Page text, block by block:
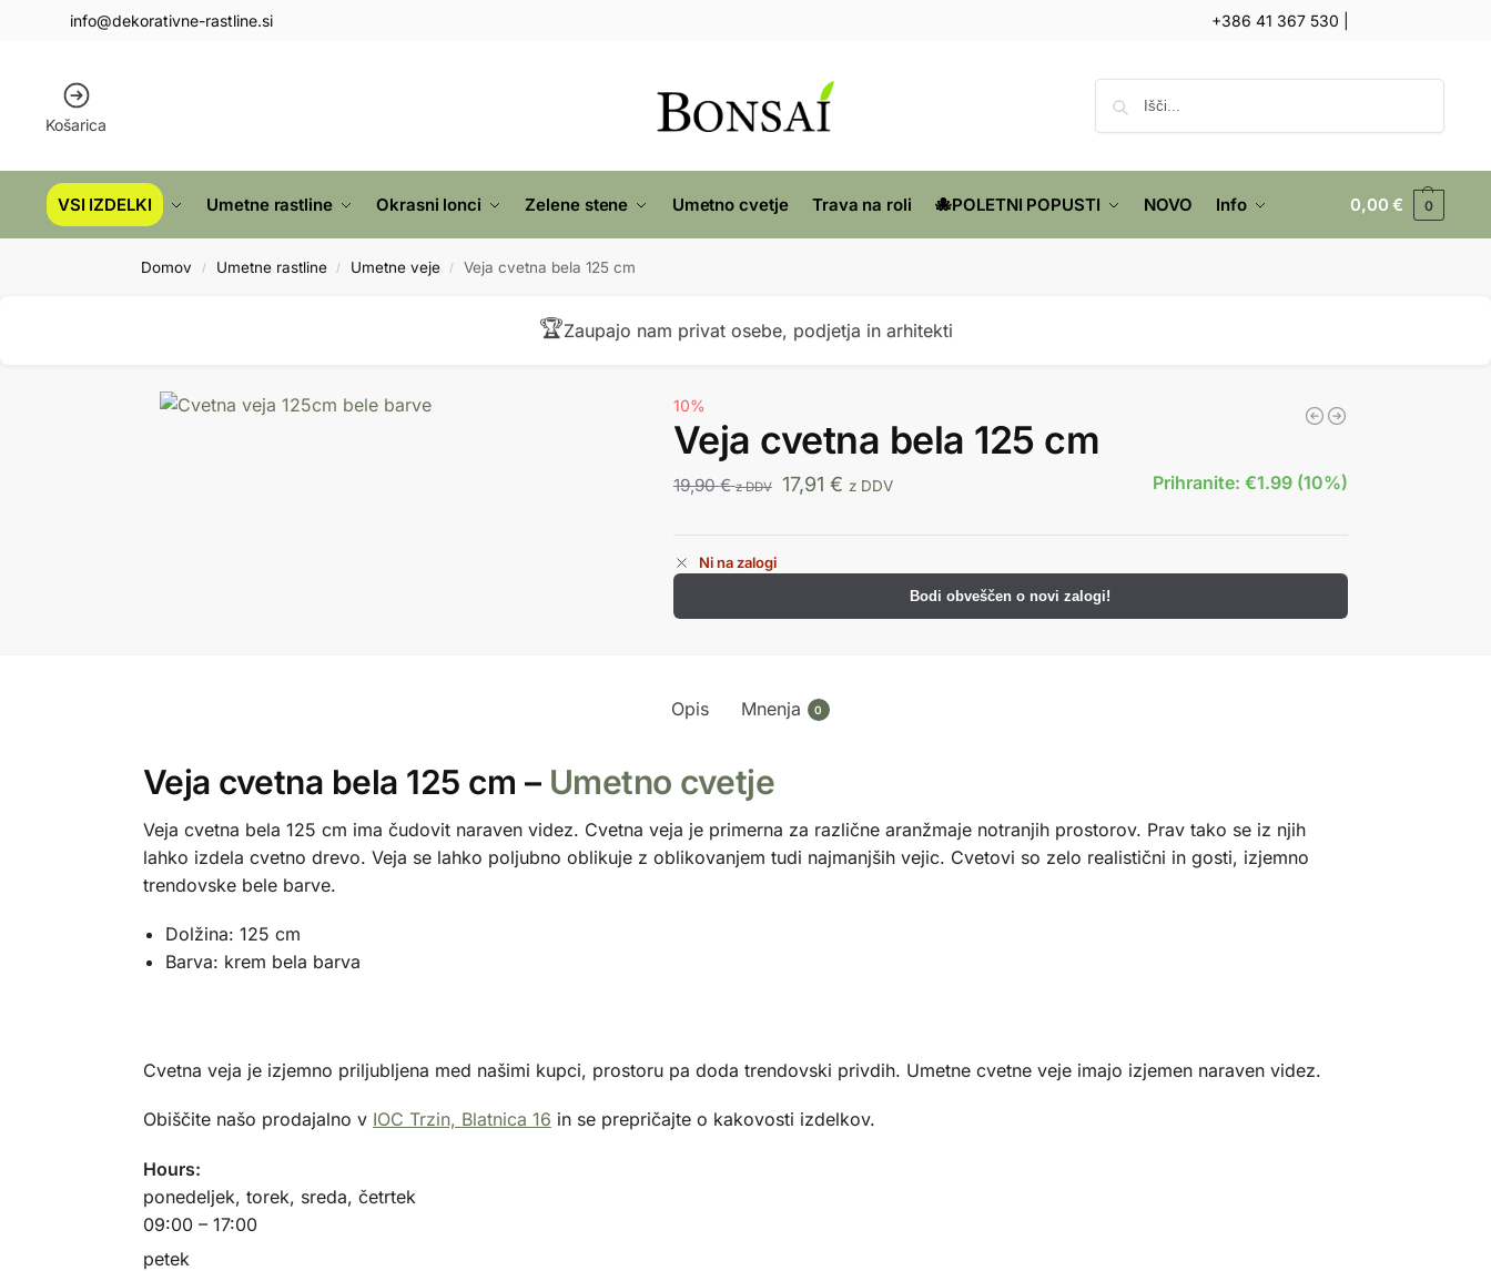
info@dekorativne-rastline.si +386 41 367 530
Košarica
VSI IZDELKI Umetne rastline Okrasni lonci Zelene stene Umetno cvetje Trava na roli 🐙POLETNI POPUSTI NOVO Info 0,00€ 0
Domov / Umetne rastline / Umetne veje / Veja cvetna bela 125 cm
🏆Zaupajo nam privat osebe, podjetja in arhitekti
10%
Veja cvetna bela 125 cm
19,90€ z DDV 17,91 € z DDV Prihranite: €1.99 (10%)
Ni na zalogi
Bodi obveščen o novi zalogi!
Opis Mnenja 0
Veja cvetna bela 125 cm – Umetno cvetje
Veja cvetna bela 125 cm ima čudovit naraven videz. Cvetna veja je primerna za različne aranžmaje notranjih prostorov. Prav tako se iz njih
lahko izdela cvetno drevo. Veja se lahko poljubno oblikuje z oblikovanjem tudi najmanjših vejic. Cvetovi so zelo realistični in gosti, izjemno
trendovske bele barve.
Dolžina: 125 cm
Barva: krem bela barva
Cvetna veja je izjemno priljubljena med našimi kupci, prostoru pa doda trendovski privdih. Umetne cvetne veje imajo izjemen naraven videz.
Obiščite našo prodajalno v IOC Trzin, Blatnica 16 in se prepričajte o kakovosti izdelkov.
Hours:
ponedeljek, torek, sreda, četrtek
09:00 – 17:00
petek